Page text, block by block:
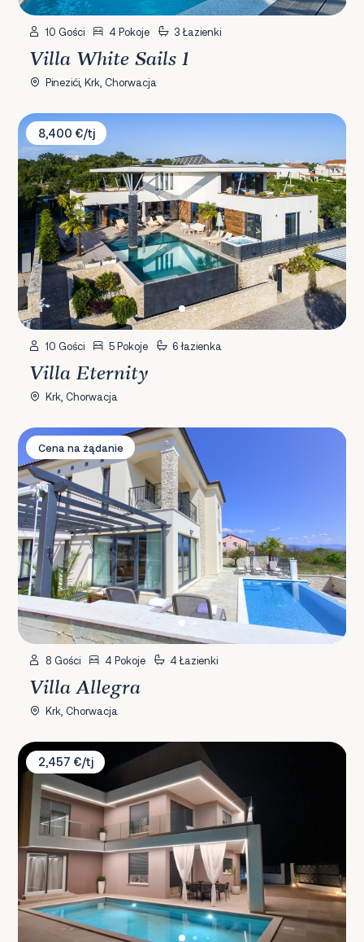
10 Gości 4 Pokoje 3 Łazienki
Villa White Sails 1
Pinezići, Krk, Chorwacja
Villa Eternity
8,400 €/tj
10 Gości 5 Pokoje 6 łazienka
Villa Eternity
Krk, Chorwacja
Villa Allegra
Cena na żądanie
8 Gości 4 Pokoje 4 Łazienki
Villa Allegra
Krk, Chorwacja
Villa La Vie
2,457 €/tj